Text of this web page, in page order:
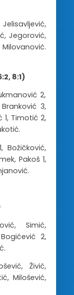
Jegorović,
8:1)
2,
3,
1, Timotić 2,
Božičković,
Pakoš 1,
Simić,
2,
Živić,
Milošević,